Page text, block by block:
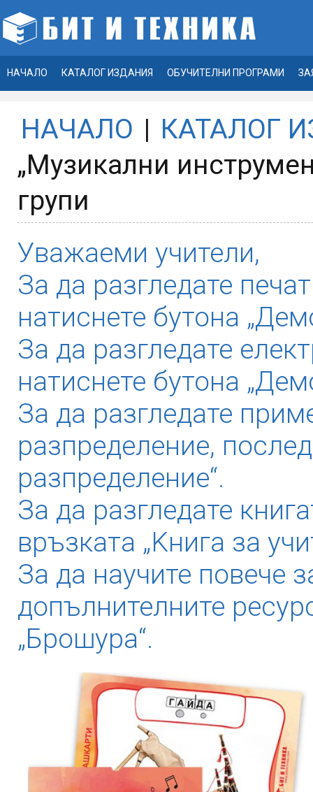
НАЧАЛО КАТАЛОГ ИЗДАНИЯ ОБУЧИТЕЛНИ ПРОГРАМИ
НАЧАЛО | КАТАЛОГ
„Музикални
групи
Уважаеми учители,
За да разгледате
натиснете бутона
За да разгледате
натиснете бутона
За да разгледате
разпределение,
разпределение“.
За да разгледате
връзката „Kнига за
За да научите повече
допълнителните
„Брошура“.